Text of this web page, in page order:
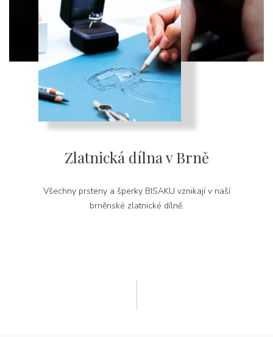
Zlatnická dílna v Brně
Všechny prsteny a šperky BISAKU vznikají v naší
brněnské zlatnické dílně.